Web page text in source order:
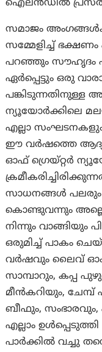
ഐലൻഡിൽ
സമാജം
സമ്മേളിച്ച്
പറഞ്ഞും സൗഹൃദം
ഏർപ്പെട്ടും ഒരു
പങ്കിടുന്നതിനുള്ള
ന്യൂയോർക്കിലെ
എല്ലാ സംഘടനകളും
ഈ വർഷത്തെ ആദ്യ
ഓഫ് ഗ്രെയ്റ്റർ
സാധനങ്ങൾ പലരും
കൊണ്ടുവന്നും
നിന്നും വാങ്ങിയും
ഒരുമിച്ച് പാകം
വർഷവും ലൈവ്
സാമ്പാറും, കപ്പ
മീൻകറിയും, ചേമ്പ്
ബീഫും, സംഭാരവും,
എല്ലാം
പാർക്കിൽ വച്ചു